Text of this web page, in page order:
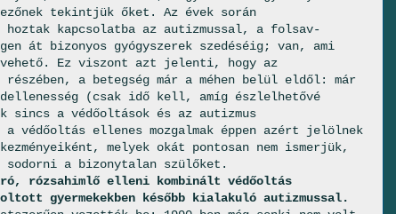
tekintjük őket. Az évek során
hoztak kapcsolatba az autizmussal, a folsav-
át bizonyos gyógyszerek szedéséig; van, ami
vehető. Ez viszont azt jelenti, hogy az
a betegség már a méhen belül eldől: már
(csak idő kell, amíg észlelhetővé
sincs a védőoltások és az autizmus
a védőoltás ellenes mozgalmak éppen azért jelölnek
melyek okát pontosan nem ismerjük,
sodorni a bizonytalan szülőket.
rózsahimlő elleni kombinált védőoltás
gyermekekben később kialakuló autizmussal.